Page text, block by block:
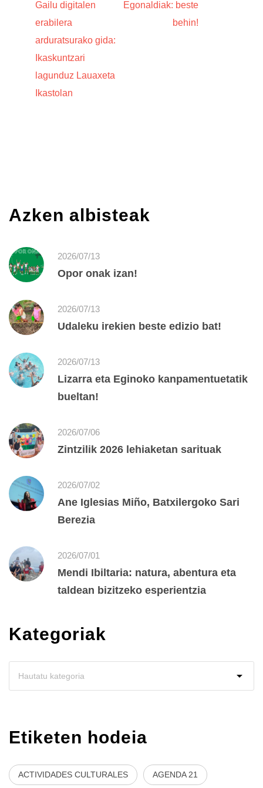
Gailu digitalen
erabilera
arduratsurako gida:
Ikaskuntzari
lagunduz Lauaxeta
Ikastolan
Egonaldiak: beste
behin!
Azken albisteak
2026/07/13
Opor onak izan!
2026/07/13
Udaleku irekien beste edizio bat!
2026/07/13
Lizarra eta Eginoko kanpamentuetatik
bueltan!
2026/07/06
Zintzilik 2026 lehiaketan sarituak
2026/07/02
Ane Iglesias Miño, Batxilergoko Sari
Berezia
2026/07/01
Mendi Ibiltaria: natura, abentura eta
taldean bizitzeko esperientzia
Kategoriak
Etiketen hodeia
ACTIVIDADES CULTURALES AGENDA 21